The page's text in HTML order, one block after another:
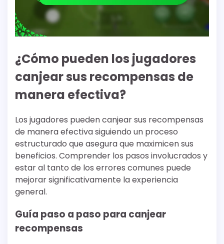
¿Cómo pueden los jugadores
canjear sus recompensas de
manera efectiva?
Los jugadores pueden canjear sus recompensas
de manera efectiva siguiendo un proceso
estructurado que asegura que maximicen sus
beneficios. Comprender los pasos involucrados y
estar al tanto de los errores comunes puede
mejorar significativamente la experiencia
general.
Guía paso a paso para canjear
recompensas